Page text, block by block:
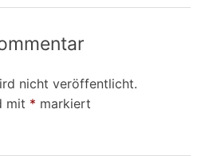
nicht veröffentlicht.
mit * markiert